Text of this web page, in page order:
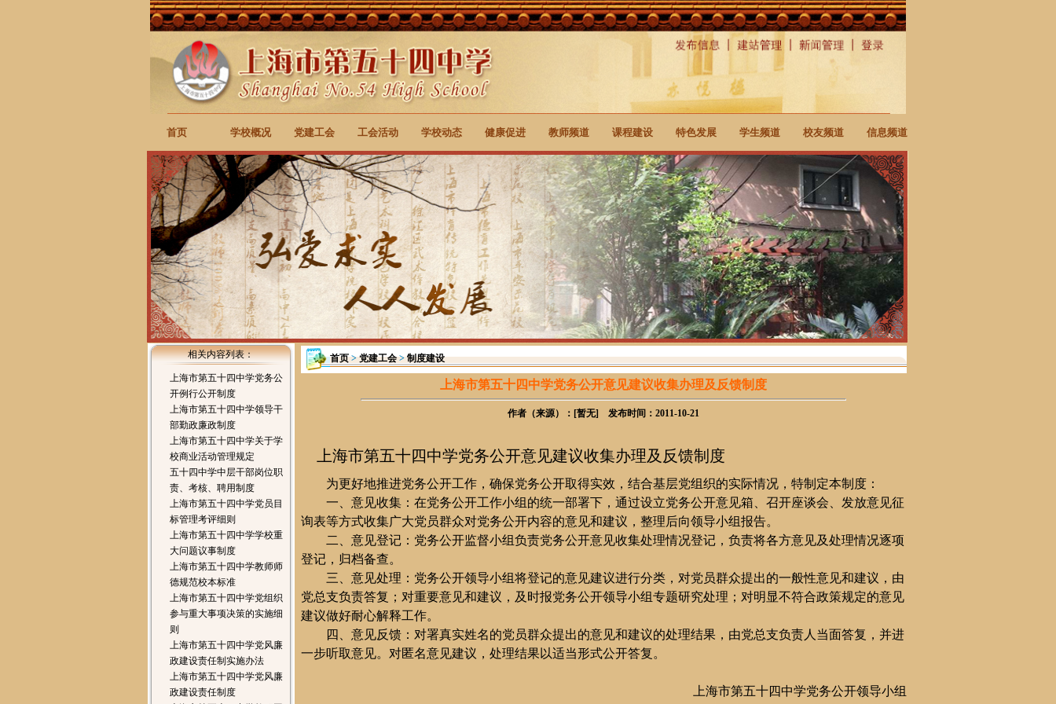
首页 学校概况 党建工会 工会活动 学校动态 健康促进 教师频道 课程建设 特色发展 学生频道 校友频道 信息频道
相关内容列表：
上海市第五十四中学党务公
开例行公开制度
上海市第五十四中学领导干
部勤政廉政制度
上海市第五十四中学关于学
校商业活动管理规定
五十四中学中层干部岗位职
责、考核、聘用制度
上海市第五十四中学党员目
标管理考评细则
上海市第五十四中学学校重
大问题议事制度
上海市第五十四中学教师师
德规范校本标准
上海市第五十四中学党组织
参与重大事项决策的实施细
则
上海市第五十四中学党风廉
政建设责任制实施办法
上海市第五十四中学党风廉
政建设责任制度
首页>党建工会>制度建设
上海市第五十四中学党务公开意见建议收集办理及反馈制度
作者（来源）：[暂无] 发布时间：2011-10-21
上海市第五十四中学党务公开意见建议收集办理及反馈制度
为更好地推进党务公开工作，确保党务公开取得实效，结合基层党组织的实际情况，特制定本制度：
一、意见收集：在党务公开工作小组的统一部署下，通过设立党务公开意见箱、召开座谈会、发放意见征
询表等方式收集广大党员群众对党务公开内容的意见和建议，整理后向领导小组报告。
二、意见登记：党务公开监督小组负责党务公开意见收集处理情况登记，负责将各方意见及处理情况逐项
登记，归档备查。
三、意见处理：党务公开领导小组将登记的意见建议进行分类，对党员群众提出的一般性意见和建议，由
党总支负责答复；对重要意见和建议，及时报党务公开领导小组专题研究处理；对明显不符合政策规定的意见
建议做好耐心解释工作。
四、意见反馈：对署真实姓名的党员群众提出的意见和建议的处理结果，由党总支负责人当面答复，并进
一步听取意见。对匿名意见建议，处理结果以适当形式公开答复。
上海市第五十四中学党务公开领导小组